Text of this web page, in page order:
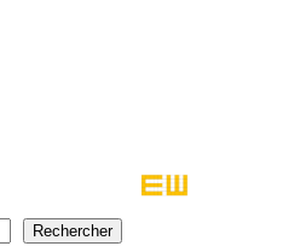
Rechercher